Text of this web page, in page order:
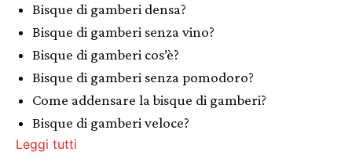
Bisque di gamberi densa?
Bisque di gamberi senza vino?
Bisque di gamberi cos’è?
Bisque di gamberi senza pomodoro?
Come addensare la bisque di gamberi?
Bisque di gamberi veloce?
Leggi tutti